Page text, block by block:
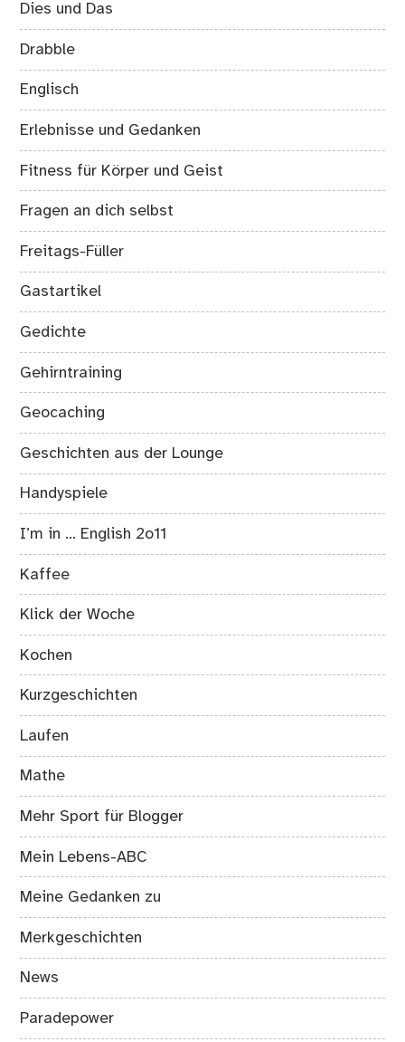
Dies und Das
Drabble
Englisch
Erlebnisse und Gedanken
Fitness für Körper und Geist
Fragen an dich selbst
Freitags-Füller
Gastartikel
Gedichte
Gehirntraining
Geocaching
Geschichten aus der Lounge
Handyspiele
I’m in … English 2o11
Kaffee
Klick der Woche
Kochen
Kurzgeschichten
Laufen
Mathe
Mehr Sport für Blogger
Mein Lebens-ABC
Meine Gedanken zu
Merkgeschichten
News
Paradepower